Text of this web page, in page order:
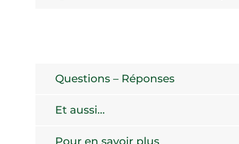
Questions – Réponses
Et aussi…
Pour en savoir plus